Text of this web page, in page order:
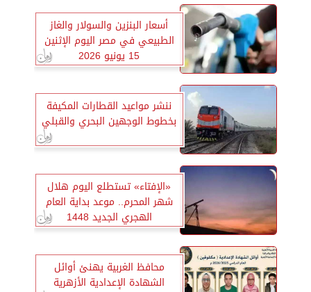
أسعار البنزين والسولار والغاز
الطبيعي في مصر اليوم الإثنين
15 يونيو 2026
ننشر مواعيد القطارات المكيفة
بخطوط الوجهين البحري والقبلي
«الإفتاء» تستطلع اليوم هلال
شهر المحرم.. موعد بداية العام
الهجري الجديد 1448
محافظ الغربية يهنئ أوائل
الشهادة الإعدادية الأزهرية